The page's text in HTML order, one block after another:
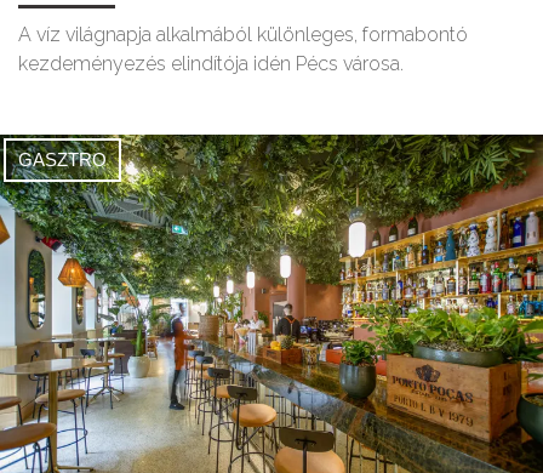
A víz világnapja alkalmából különleges, formabontó
kezdeményezés elindítója idén Pécs városa.
GASZTRO